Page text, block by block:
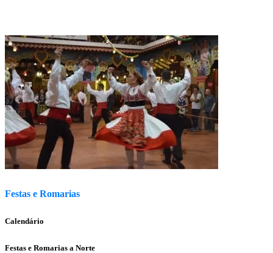
Festas e Romarias
Calendário
Festas e Romarias a Norte